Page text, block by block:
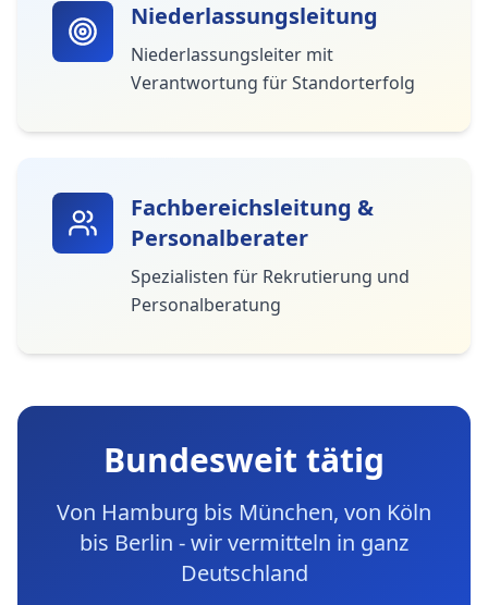
Niederlassungsleitung
Niederlassungsleiter mit
Verantwortung für Standorterfolg
Fachbereichsleitung &
Personalberater
Spezialisten für Rekrutierung und
Personalberatung
Bundesweit tätig
Von Hamburg bis München, von Köln
bis Berlin - wir vermitteln in ganz
Deutschland